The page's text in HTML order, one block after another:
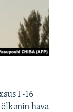
F-16
ölkənin hava